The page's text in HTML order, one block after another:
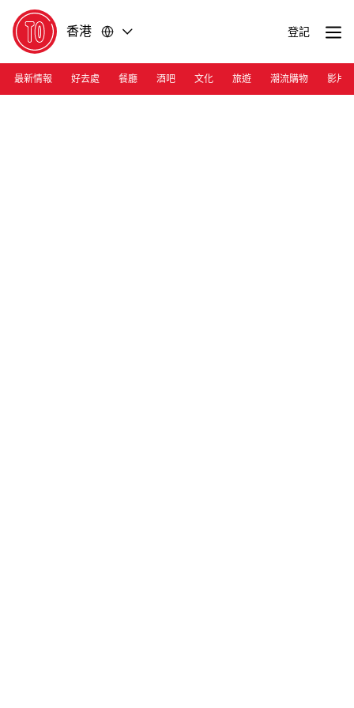
前
往
內
容
前
往
頁
尾
香港 登記
最新情報 好去處 餐廳 酒吧 文化 旅遊 潮流購物 影片